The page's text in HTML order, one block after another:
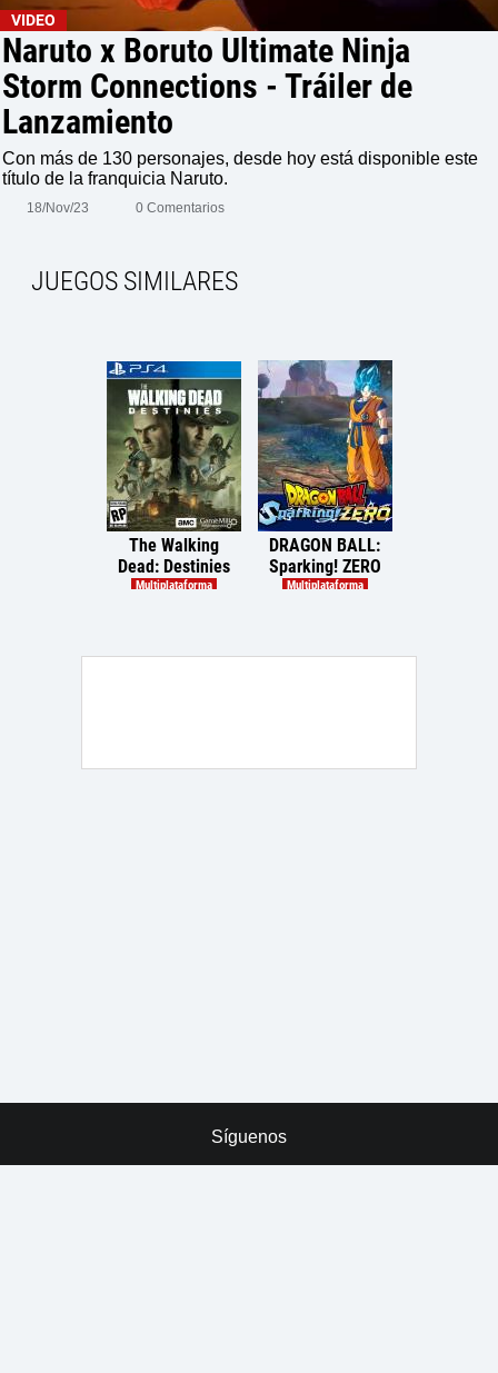
VIDEO
Naruto x Boruto Ultimate Ninja
Storm Connections - Tráiler de
Lanzamiento
Con más de 130 personajes, desde hoy está disponible este
título de la franquicia Naruto.
18/Nov/23 0 Comentarios
JUEGOS SIMILARES
The Walking
Dead: Destinies
Multiplataforma
DRAGON BALL:
Sparking! ZERO
Multiplataforma
Síguenos